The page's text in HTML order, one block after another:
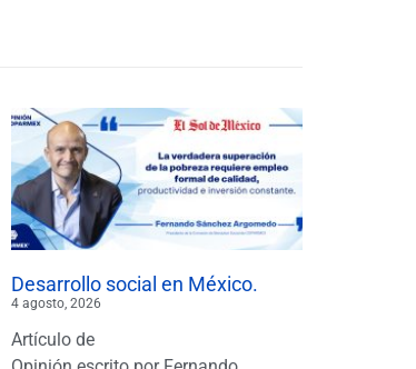
Desarrollo social en México.
4 agosto, 2026
Artículo de